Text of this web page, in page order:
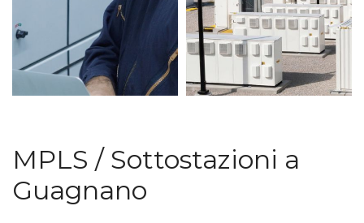
MPLS / Sottostazioni a
Guagnano